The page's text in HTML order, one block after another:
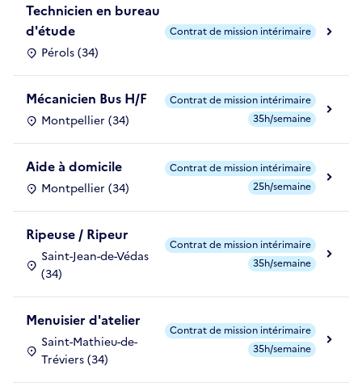
Technicien en bureau
d'étude
Pérols (34)
Contrat de mission intérimaire
Mécanicien Bus H/F
Montpellier (34)
Contrat de mission intérimaire
35h/semaine
Aide à domicile
Montpellier (34)
Contrat de mission intérimaire
25h/semaine
Ripeuse / Ripeur
Saint-Jean-de-Védas
(34)
Contrat de mission intérimaire
35h/semaine
Menuisier d'atelier
Saint-Mathieu-de-
Tréviers (34)
Contrat de mission intérimaire
35h/semaine